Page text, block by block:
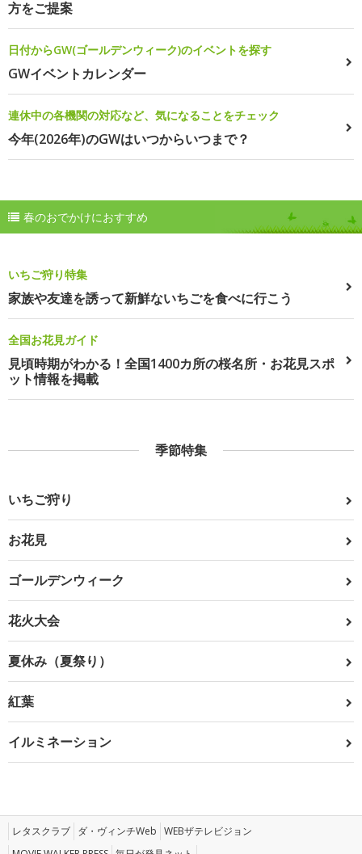
方をご提案
日付からGW(ゴールデンウィーク)のイベントを探す
GWイベントカレンダー
連休中の各機関の対応など、気になることをチェック
今年(2026年)のGWはいつからいつまで？
春のおでかけにおすすめ
いちご狩り特集
家族や友達を誘って新鮮ないちごを食べに行こう
全国お花見ガイド
見頃時期がわかる！全国1400カ所の桜名所・お花見スポ
ット情報を掲載
季節特集
いちご狩り
お花見
ゴールデンウィーク
花火大会
夏休み（夏祭り）
紅葉
イルミネーション
レタスクラブ ダ・ヴィンチWeb WEBザテレビジョン